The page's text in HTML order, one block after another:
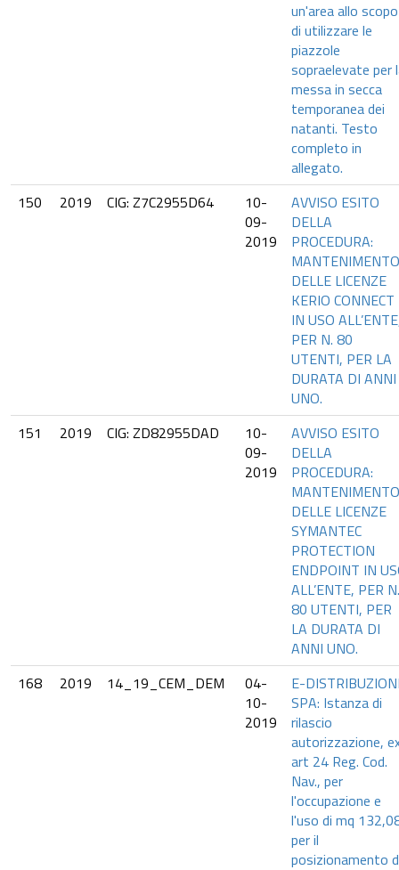
un'area allo scopo
di utilizzare le
piazzole
sopraelevate per
messa in secca
temporanea dei
natanti. Testo
completo in
allegato.
150
2019 CIG: Z7C2955D64
10-
09-
2019
AVVISO ESITO
DELLA
PROCEDURA:
MANTENIMENTO
DELLE LICENZE
KERIO CONNECT
IN USO
PER N. 80
UTENTI, PER LA
DURATA DI ANNI
UNO.
151
2019 CIG: ZD82955DAD
10-
09-
2019
AVVISO ESITO
DELLA
PROCEDURA:
MANTENIMENTO
DELLE LICENZE
SYMANTEC
PROTECTION
ENDPOINT IN
ALL’ENTE, PER N.
80 UTENTI, PER
LA DURATA DI
ANNI UNO.
168
2019 14_19_CEM_DEM
04-
10-
2019
E-
SPA: Istanza di
rilascio
autorizzazione,
art 24 Reg. Cod.
Nav., per
l'occupazione e
l'uso di mq
per il
posizionamento